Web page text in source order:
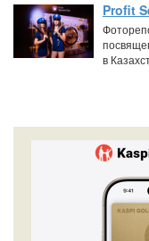
Profit
в